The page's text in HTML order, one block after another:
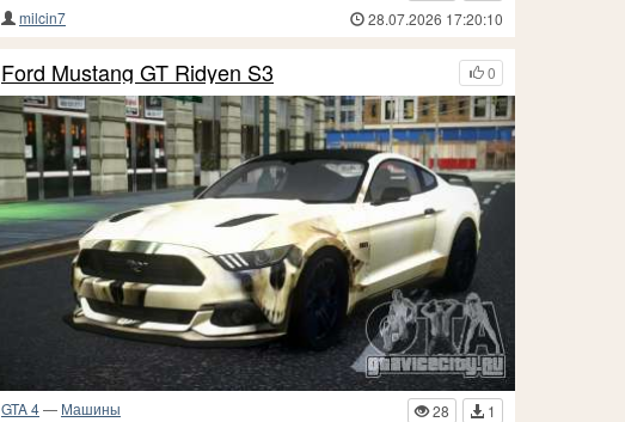
milcin7
28.07.2026 17:20:10
0
Ford Mustang GT Ridyen S3
GTA 4— Машины 28
1